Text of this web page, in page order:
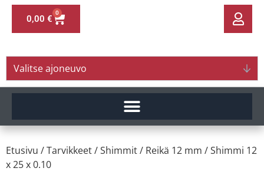
0,00 €
0
Valitse ajoneuvo
Etusivu /Tarvikkeet/Shimmit/ Reikä 12 mm / Shimmi 12
x 25 x 0.10